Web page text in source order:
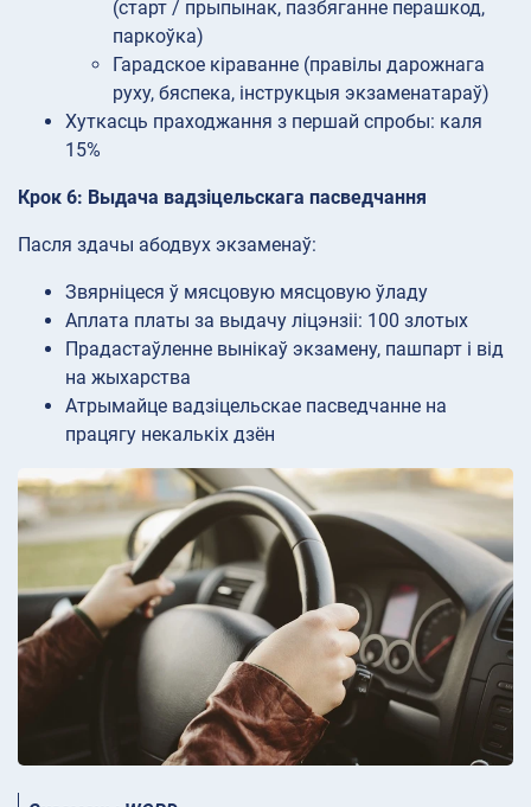
(старт / прыпынак, пазбяганне перашкод,
паркоўка)
Гарадское кіраванне (правілы дарожнага
руху, бяспека, інструкцыя экзаменатараў)
Хуткасць праходжання з першай спробы: каля
15%
Крок 6: Выдача вадзіцельскага пасведчання
Пасля здачы абодвух экзаменаў:
Звярніцеся ў мясцовую мясцовую ўладу
Аплата платы за выдачу ліцэнзіі: 100 злотых
Прадастаўленне вынікаў экзамену, пашпарт і від
на жыхарства
Атрымайце вадзіцельскае пасведчанне на
працягу некалькіх дзён